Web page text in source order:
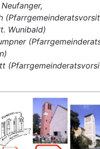
Wunibald)